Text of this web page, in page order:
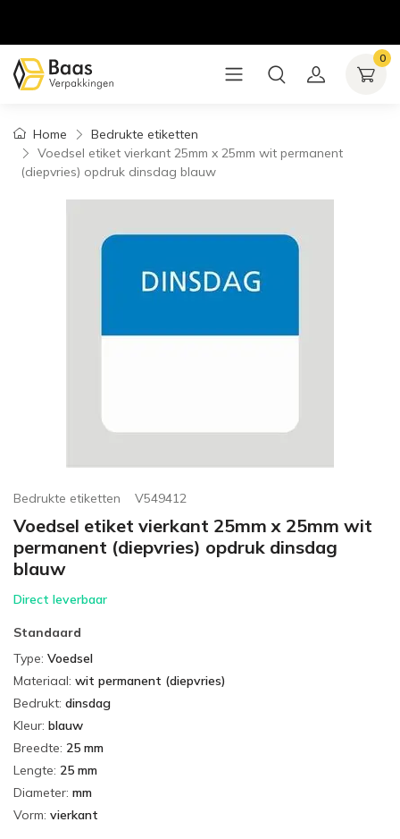
0
Home
Bedrukte etiketten
Voedsel etiket vierkant 25mm x 25mm wit permanent
(diepvries) opdruk dinsdag blauw
Bedrukte etiketten V549412
Voedsel etiket vierkant 25mm x 25mm wit
permanent (diepvries) opdruk dinsdag
blauw
Direct leverbaar
Standaard
Type: Voedsel
Materiaal: wit permanent (diepvries)
Bedrukt: dinsdag
Kleur: blauw
Breedte: 25 mm
Lengte: 25 mm
Diameter: mm
Vorm: vierkant